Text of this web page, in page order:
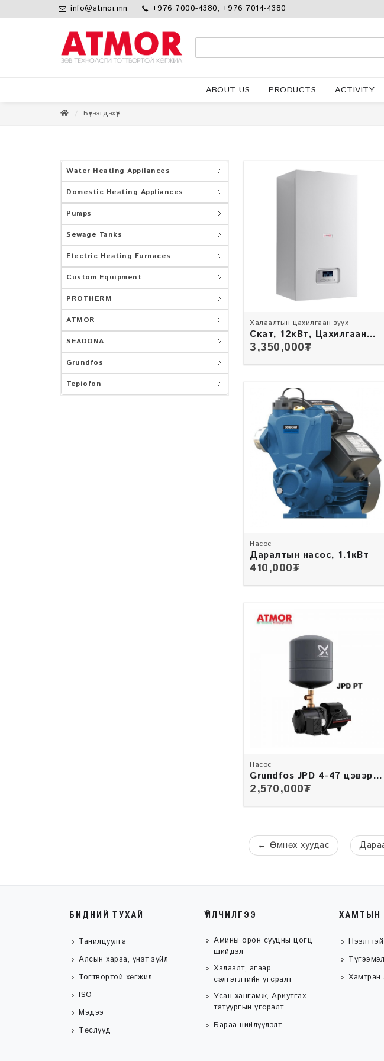
info@atmor.mn +976 7000-4380, +976 7014-4380
ABOUT US PRODUCTS ACTIVITY
Бүтээгдэхүүн
Water Heating Appliances
Domestic Heating Appliances
Pumps
Sewage Tanks
Electric Heating Furnaces
Custom Equipment
PROTHERM
ATMOR
SEADONA
Grundfos
Teplofon
Халаалтын цахилгаан зуух
Скат, 12кВт, Цахилгаан
зуух
3,350,000₮
Насос
Даралтын насос, 1.1кВт
410,000₮
Насос
Grundfos JPD 4-47 цэвэр
усны насос
2,570,000₮
← Өмнөх хуудас
БИДНИЙ ТУХАЙ
Танилцуулга
Алсын хараа, үнэт зүйл
Тогтвортой хөгжил
ISO
Мэдээ
Төслүүд
ҮЙЛЧИЛГЭЭ
Амины орон сууцны цогц
шийдэл
Халаалт, агаар
сэлгэглтийн угсралт
Усан хангамж, Ариутгах
татуургын угсралт
Бараа нийлүүлэлт
ХАМТЫН
Хамтран